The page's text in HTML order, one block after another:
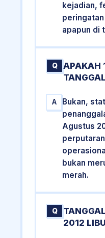
kejadian,
peringatan
apapun di
Q
APAKAH
A
Bukan,
Agustus
bukan
merah.
Q
2012